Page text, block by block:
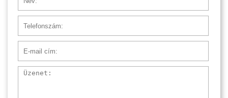
Üzenet